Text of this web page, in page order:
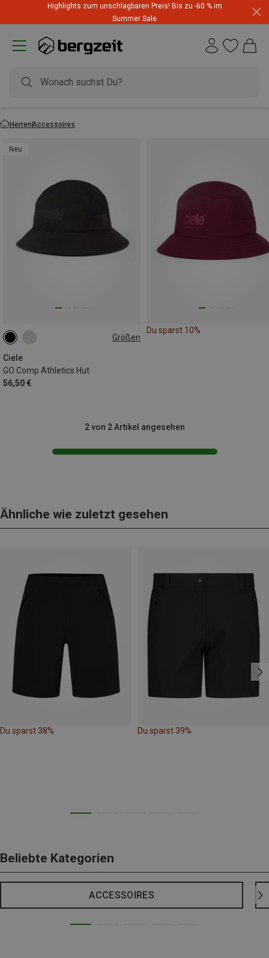
Highlights zum unschlagbaren Preis! Bis zu -60 % im
Summer Sale
HerrenAccessoires
Neu
Größen
Ciele
GO Comp Athletics Hut
56,50 €
L|XL
Du sparst 10%
2 von 2 Artikel angesehen
Ähnliche wie zuletzt gesehen
Du sparst 38% Du sparst 39%
Beliebte Kategorien
ACCESSOIRES